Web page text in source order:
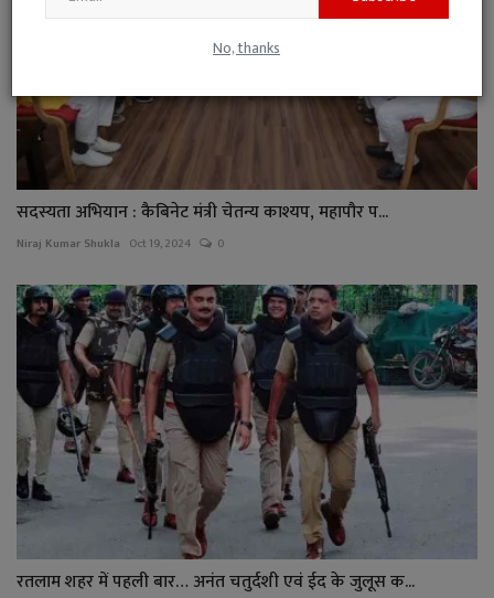
No, thanks
सदस्यता अभियान : कैबिनेट मंत्री चेतन्य काश्यप, महापौर प...
Niraj Kumar Shukla Oct 19, 2024 0
रतलाम शहर में पहली बार… अनंत चतुर्दशी एवं ईद के जुलूस क...